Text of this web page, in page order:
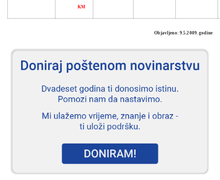
KM
Objavljeno: 9.5.2009. godine